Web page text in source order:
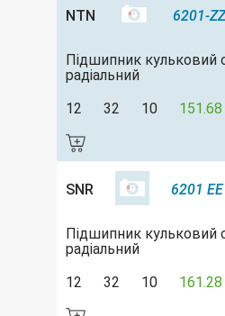
NTN 6201-ZZ
Підшипник кульковий
радіальний
12
32 10 151.68
SNR 6201 EE
Підшипник кульковий
радіальний
12
32 10 161.28